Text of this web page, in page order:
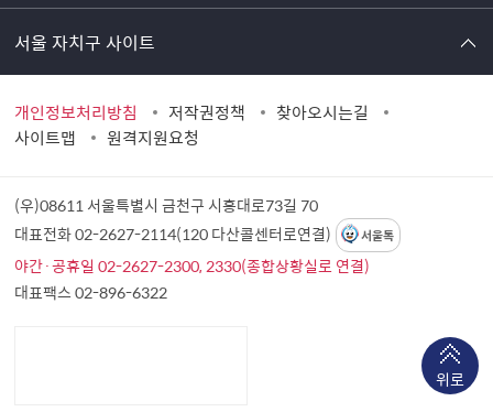
서울 자치구 사이트
개인정보처리방침 저작권정책
찾아오시는길
사이트맵
원격지원요청
위로
(우)08611 서울특별시 금천구 시흥대로73길 70
대표전화 02-2627-2114(120 다산콜센터로연결)
서울톡
야간·공휴일 02-2627-2300, 2330(종합상황실로 연결)
대표팩스 02-896-6322